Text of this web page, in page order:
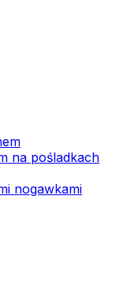
na pośladkach
nogawkami